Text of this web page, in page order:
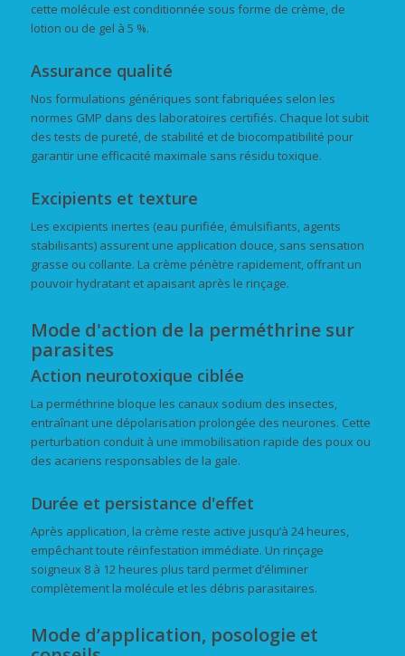
cette molécule est conditionnée sous forme de crème, de
lotion ou de gel à 5 %.
Assurance qualité
Nos formulations génériques sont fabriquées selon les
normes GMP dans des laboratoires certifiés. Chaque lot subit
des tests de pureté, de stabilité et de biocompatibilité pour
garantir une efficacité maximale sans résidu toxique.
Excipients et texture
Les excipients inertes (eau purifiée, émulsifiants, agents
stabilisants) assurent une application douce, sans sensation
grasse ou collante. La crème pénètre rapidement, offrant un
pouvoir hydratant et apaisant après le rinçage.
Mode d'action de la perméthrine sur
parasites
Action neurotoxique ciblée
La perméthrine bloque les canaux sodium des insectes,
entraînant une dépolarisation prolongée des neurones. Cette
perturbation conduit à une immobilisation rapide des poux ou
des acariens responsables de la gale.
Durée et persistance d'effet
Après application, la crème reste active jusqu’à 24 heures,
empêchant toute réinfestation immédiate. Un rinçage
soigneux 8 à 12 heures plus tard permet d’éliminer
complètement la molécule et les débris parasitaires.
Mode d’application, posologie et